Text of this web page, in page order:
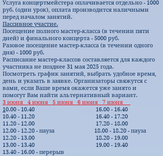
Услуга концертмейстера оплачивается отдельно - 1000
руб. (один урок), оплата производится наличными
перед началом занятий.
Пассивное участие.
Посещение полного мастер-класса (в течении пяти
дней) и финального концерта - 5000 руб.
Разовое посещение мастер-класса (в течении одного
дня) - 1000 руб.
Расписание мастер-классов составляется для каждого
участника не позднее 31 мая 2025 года.
Посмотреть график занятий, выбрать удобное время,
день и указать в заявке. Организаторы свяжутся с
вами, если Ваше время окажется уже занято и
помогут Вам найти альтернативный вариант.
3 июня 4 июня 5 июня 6 июня 7 июня
10.00 - 10.40
16.00 - 16.40
10.40 - 11.20
16.40 - 17.20
11.20 - 12.00
17.20 - 18.00
12.00 - 12.20 - пауза 18.00 - 18.20 - пауза
12.20 - 13.00
18.20 - 19.00
13.00 - 13.40
19.00 - 19.40
13.40 - 16.00 - перерыв